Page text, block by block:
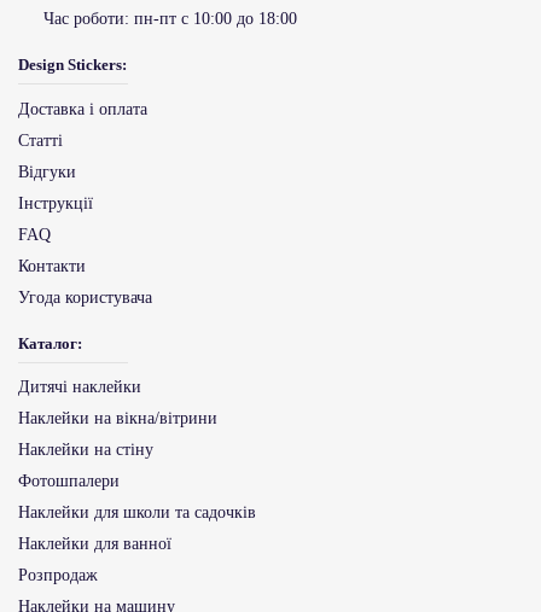
Час роботи: пн-пт с 10:00 до 18:00
Design Stickers:
Доставка і оплата
Статті
Відгуки
Інструкції
FAQ
Контакти
Угода користувача
Каталог:
Дитячі наклейки
Наклейки на вікна/вітрини
Наклейки на стіну
Фотошпалери
Наклейки для школи та садочків
Наклейки для ванної
Розпродаж
Наклейки на машину